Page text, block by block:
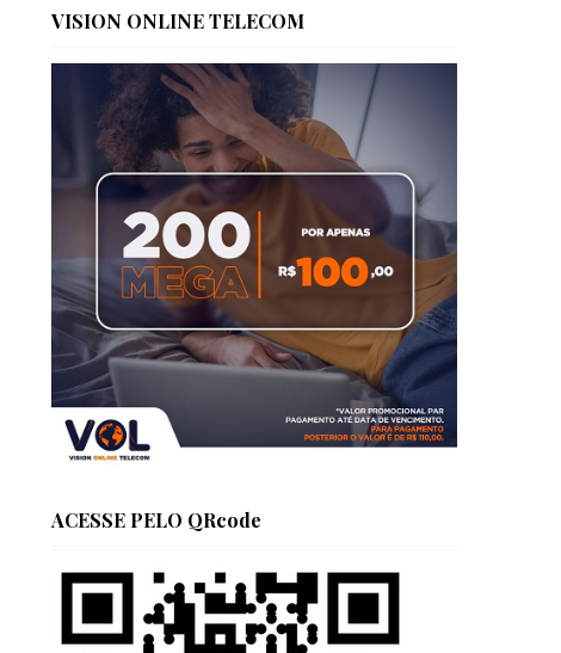
VISION ONLINE TELECOM
ACESSE PELO QRcode